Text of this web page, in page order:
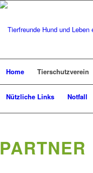
Home Tierschutzverein
Nützliche Links Notfall
PARTNER